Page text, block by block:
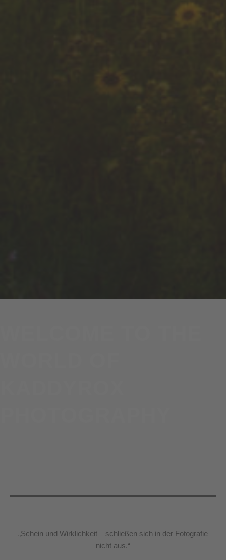
„Schein und Wirklichkeit – schließen sich in der Fotografie
nicht aus.“